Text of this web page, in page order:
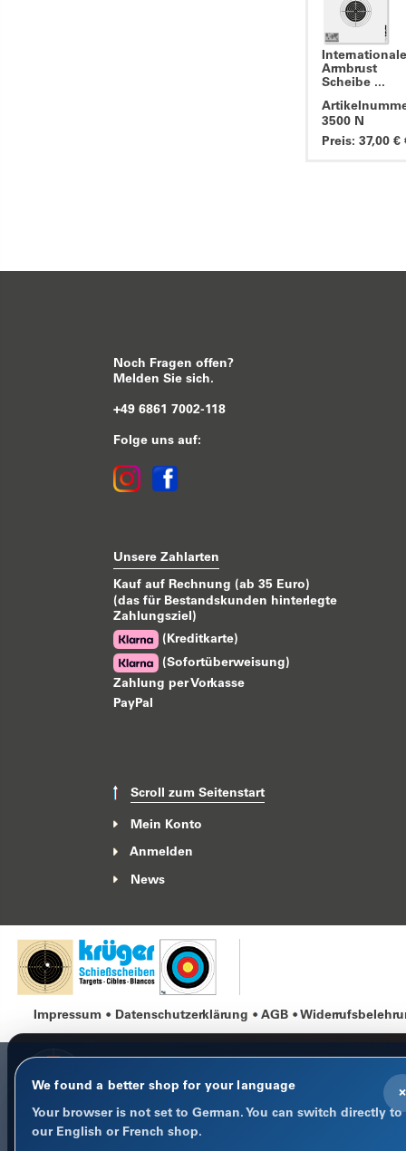
Internationale
Armbrust
Scheibe ...
3500 N
Preis: 37,00 €
Noch Fragen offen?
Melden Sie sich.
+49 6861 7002-118
Folge uns auf:
Unsere Zahlarten
Kauf auf Rechnung (ab 35 Euro)
(das für Bestandskunden hinterlegte
Zahlungsziel)
(Kreditkarte)
(Sofortüberweisung)
Zahlung per Vorkasse
PayPal
Scroll zum Seitenstart
Mein Konto
Anmelden
News
Impressum Datenschutzerklärung AGB
×
We found a better shop for your language
Your browser is not set to German. You can switch directly to
our English or French shop.
COOKIE-HINWEIS
Datenschutz im Fokus